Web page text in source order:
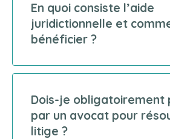
En quoi consiste l’aide
juridictionnelle et
bénéficier ?
Dois-je obligatoirement
par un avocat pour
litige ?